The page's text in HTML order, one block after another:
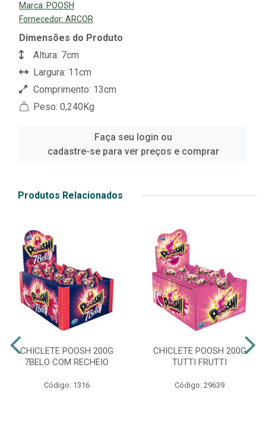
Marca: POOSH
Fornecedor: ARCOR
Dimensões do Produto
Altura: 7cm
Largura: 11cm
Comprimento: 13cm
Peso: 0,240Kg
Faça seu login ou
cadastre-se para ver preços e comprar
Produtos Relacionados
CHICLETE POOSH 200G
7BELO COM RECHEIO
Código: 1316
CHICLETE POOSH 200G
TUTTI FRUTTI
Código: 29639